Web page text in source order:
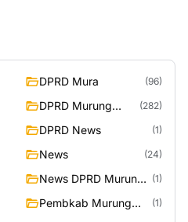
DPRD Mura (96)
DPRD Murung
Raya
(282)
DPRD News (1)
News (24)
News DPRD Murung
Raya
(1)
Pembkab Murung
(1)